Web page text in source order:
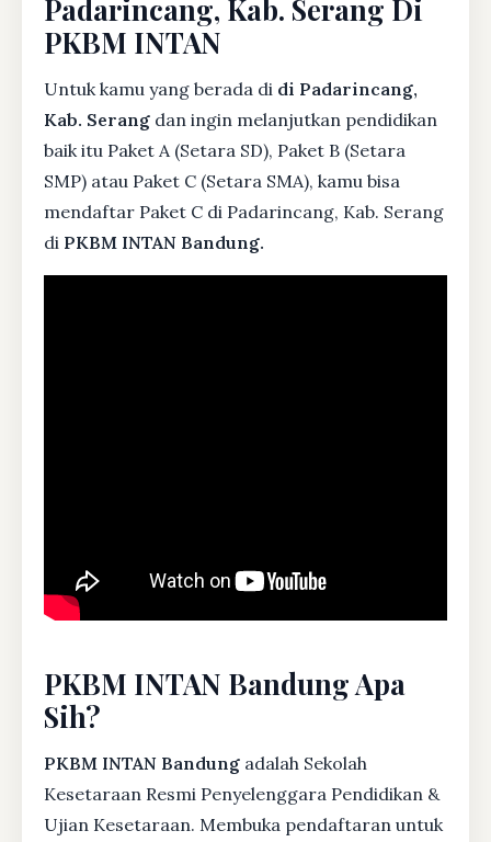
Padarincang, Kab. Serang Di
PKBM INTAN
Untuk kamu yang berada di di Padarincang,
Kab. Serang dan ingin melanjutkan pendidikan
baik itu Paket A (Setara SD), Paket B (Setara
SMP) atau Paket C (Setara SMA), kamu bisa
mendaftar Paket C di Padarincang, Kab. Serang
di PKBM INTAN Bandung.
PKBM INTAN Bandung Apa
Sih?
PKBM INTAN Bandung adalah Sekolah
Kesetaraan Resmi Penyelenggara Pendidikan &
Ujian Kesetaraan. Membuka pendaftaran untuk